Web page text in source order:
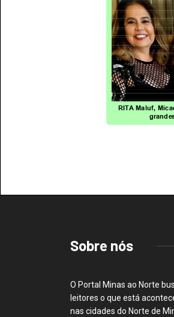
Sobre nós
O Portal Minas ao Norte
leitores o que está
nas cidades do Norte de